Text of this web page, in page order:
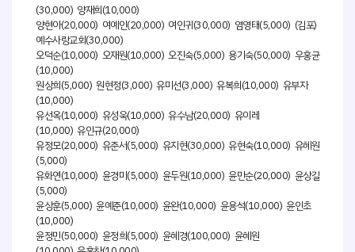
(30,000) 양재희(10,000)
양현아(20,000) 여예인(20,000) 여인귀(30,000) 염영태(5,000) (김포)
예수사랑교회(30,000)
오덕순(10,000) 오재원(10,000) 오진숙(5,000) 용기숙(50,000) 우홍균
(10,000)
원상희(5,000) 원현정(3,000) 유미선(3,000) 유복희(10,000) 유부자
(10,000)
유선옥(10,000) 유성욱(10,000) 유수남(20,000) 유이레
(10,000) 유인규(20,000)
유정모(20,000) 유준서(5,000) 유지현(30,000) 유현숙(10,000) 유혜원
(5,000)
유화연(10,000) 윤경미(5,000) 윤두원(10,000) 윤만순(20,000) 윤상길
(5,000)
윤상훈(5,000) 윤예준(10,000) 윤완(10,000) 윤용석(10,000) 윤인초
(10,000)
윤정민(50,000) 윤정희(5,000) 윤혜경(100,000) 윤혜원